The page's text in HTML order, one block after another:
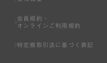
会員規約・
オンラインご利用規約
特定商取引法に基づく表記